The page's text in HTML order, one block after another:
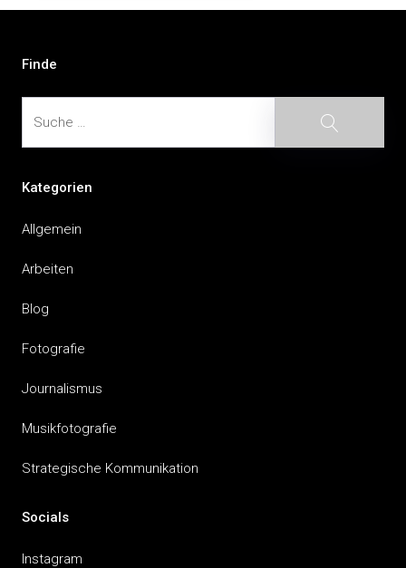
Finde
Suche
Kategorien
Allgemein
Arbeiten
Blog
Fotografie
Journalismus
Musikfotografie
Strategische Kommunikation
Socials
Instagram